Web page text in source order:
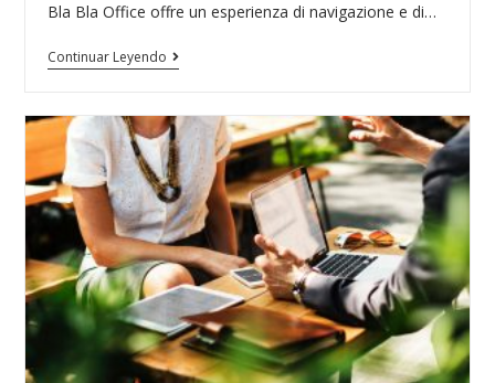
Bla Bla Office offre un esperienza di navigazione e di…
Continuar Leyendo
YATTA
Pasubio,
14,
20154
Milano
MI